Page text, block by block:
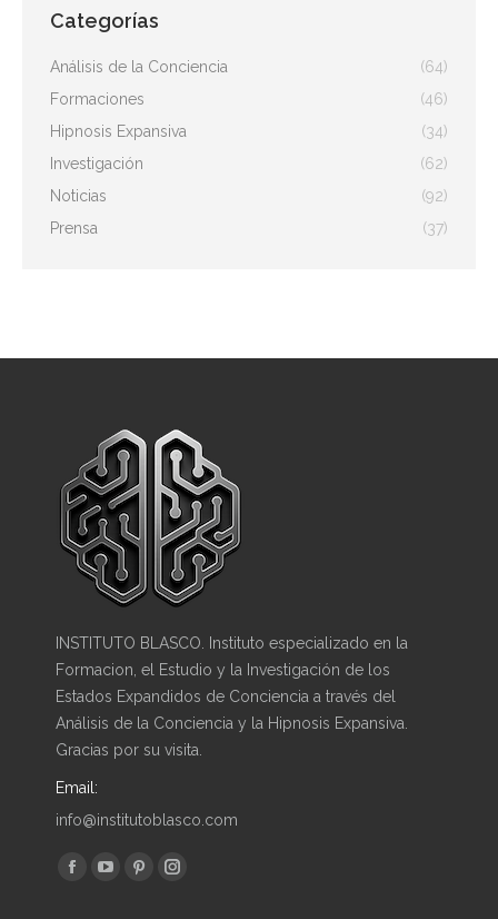
Categorías
Análisis de la Conciencia
(64)
Formaciones
(46)
Hipnosis Expansiva
(34)
Investigación
(62)
Noticias
(92)
Prensa
(37)
INSTITUTO BLASCO. Instituto especializado en la
Formacion, el Estudio y la Investigación de los
Estados Expandidos de Conciencia a través del
Análisis de la Conciencia y la Hipnosis Expansiva.
Gracias por su visita.
Email:
info@institutoblasco.com
Encuéntranos en:
FacebookYouTube
PinterestInstagram